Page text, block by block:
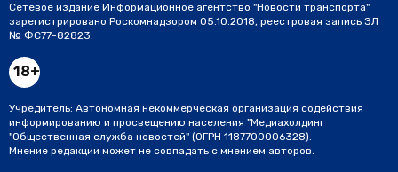
Сетевое издание Информационное агентство "Новости транспорта"
зарегистрировано Роскомнадзором 05.10.2018, реестровая запись ЭЛ
№ ФС77-82823.
18+
Учредитель: Автономная некоммерческая организация содействия
информированию и просвещению населения "Медиахолдинг
"Общественная служба новостей" (ОГРН 1187700006328).
Мнение редакции может не совпадать с мнением авторов.